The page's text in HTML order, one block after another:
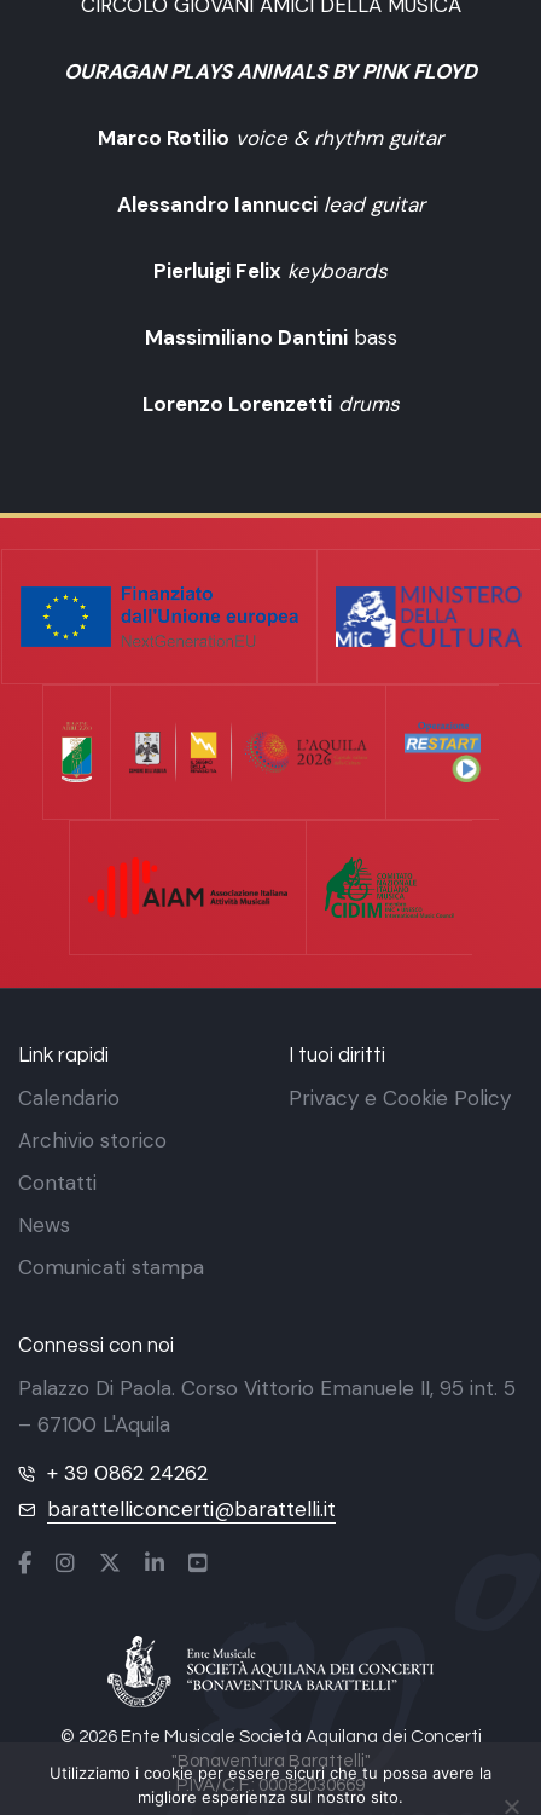
OURAGAN PLAYS ANIMALS BY PINK FLOYD
Marco Rotilio voice & rhythm guitar
Alessandro Iannucci lead guitar
Pierluigi Felix keyboards
Massimiliano Dantinibass
Lorenzo Lorenzetti drums
© 2026 Ente Musicale Società Aquilana dei Concerti
"Bonaventura Barattelli"
P.IVA/C.F.: 00082030669
Link rapidi
Calendario
Archivio storico
Contatti
News
Comunicati stampa
I tuoi diritti
Privacy e Cookie Policy
Connessi con noi
Palazzo Di Paola. Corso Vittorio Emanuele II, 95 int. 5
– 67100 L'Aquila
+ 39 0862 24262
barattelliconcerti@barattelli.it
Utilizziamo i cookie per essere sicuri che tu possa avere la
migliore esperienza sul nostro sito.